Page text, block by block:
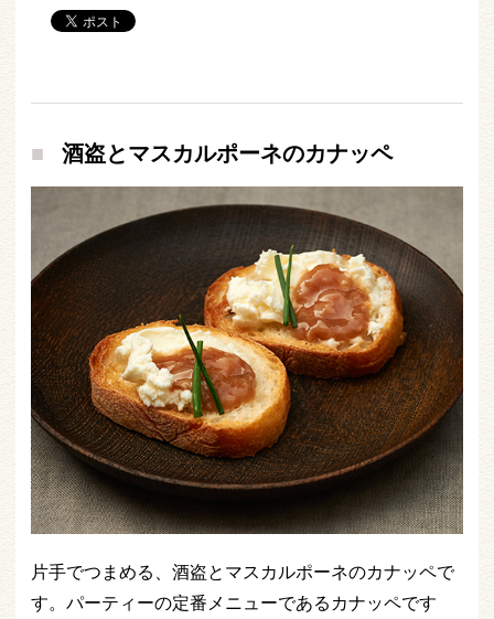
酒盗とマスカルポーネのカナッペ
片手でつまめる、酒盗とマスカルポーネのカナッペで
す。パーティーの定番メニューであるカナッペです